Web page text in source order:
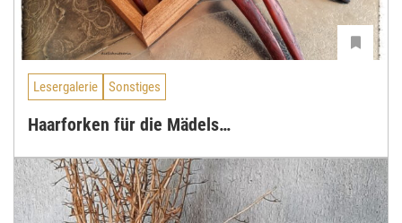
Lesergalerie Sonstiges
Haarforken für die Mädels…